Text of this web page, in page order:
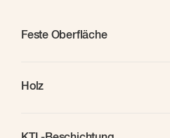
Feste Oberfläche
Holz